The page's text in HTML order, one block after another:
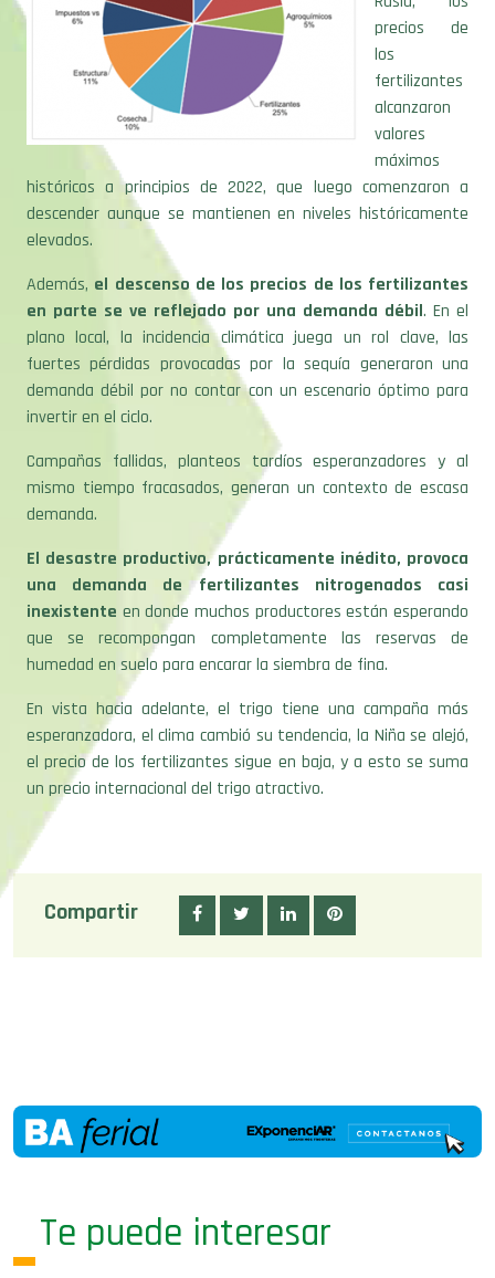
precios de
los
fertilizantes
alcanzaron
valores
máximos
históricos a principios de 2022, que luego comenzaron a
descender aunque se mantienen en niveles históricamente
elevados.
Además, el descenso de los precios de los fertilizantes
en parte se ve reflejado por una demanda débil. En el
plano local, la incidencia climática juega un rol clave, las
fuertes pérdidas provocadas por la sequía generaron una
demanda débil por no contar con un escenario óptimo para
invertir en el ciclo.
Campañas fallidas, planteos tardíos esperanzadores y al
mismo tiempo fracasados, generan un contexto de escasa
demanda.
El desastre productivo, prácticamente inédito, provoca
una demanda de fertilizantes nitrogenados casi
inexistente en donde muchos productores están esperando
que se recompongan completamente las reservas de
humedad en suelo para encarar la siembra de fina.
En vista hacia adelante, el trigo tiene una campaña más
esperanzadora, el clima cambió su tendencia, la Niña se alejó,
el precio de los fertilizantes sigue en baja, y a esto se suma
un precio internacional del trigo atractivo.
Compartir
Te puede interesar